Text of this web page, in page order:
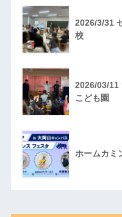
2026/3/31
校
2026/03/11
こども園
ホームカミ